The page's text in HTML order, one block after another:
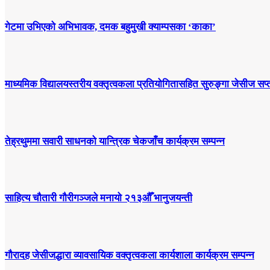
गेटमा उभिएको अभिभावक, दमक बहुमुखी क्याम्पसका ‘काका’
माध्यमिक विद्यालयस्तरीय वक्तृत्वकला प्रतियोगितासहित सुरुङ्गा जेसीज
तेह्रथुममा सवारी साधनको यान्त्रिक चेकजाँच कार्यक्रम सम्पन्न
साहित्य चौतारी गौरीगञ्जले मनायो २१३औँ भानुजयन्ती
गौरादह जेसीजद्धारा व्यावसायिक वक्तृत्वकला कार्यशाला कार्यक्रम सम्पन्न